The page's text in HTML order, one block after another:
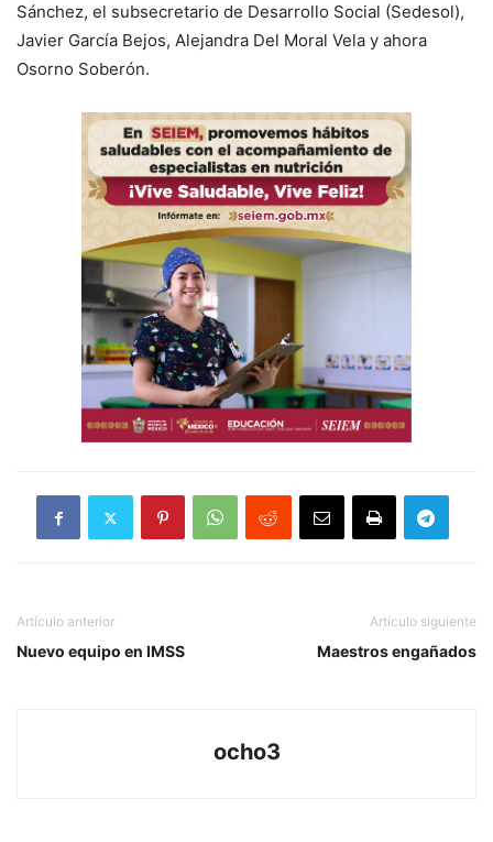
Sánchez, el subsecretario de Desarrollo Social (Sedesol),
Javier García Bejos, Alejandra Del Moral Vela y ahora
Osorno Soberón.
Artículo anterior
Nuevo equipo en IMSS
Artículo siguiente
Maestros engañados
ocho3